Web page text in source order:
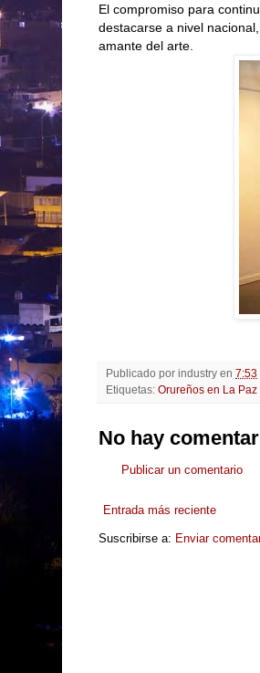
El compromiso para
destacarse a nivel
amante del arte.
Publicado por industry en 7:53
Etiquetas: Orureños en La Paz
No hay
Publicar un comentario
Entrada más reciente
Suscribirse a: Enviar